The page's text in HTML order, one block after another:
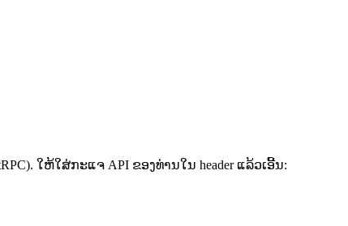
ໃຫ້ໃສ່ກະແຈ API ຂອງທ່ານໃນ header ແລ້ວເອີ້ນ: